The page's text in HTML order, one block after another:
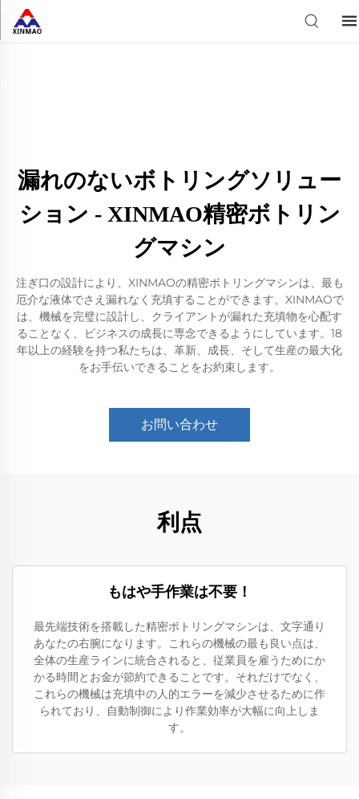
漏れのないボトリングソリュー
ション - XINMAO精密ボトリン
グマシン
注ぎ口の設計により、XINMAOの精密ボトリングマシンは、最も
厄介な液体でさえ漏れなく充填することができます。XINMAOで
は、機械を完璧に設計し、クライアントが漏れた充填物を心配す
ることなく、ビジネスの成長に専念できるようにしています。18
年以上の経験を持つ私たちは、革新、成長、そして生産の最大化
をお手伝いできることをお約束します。
お問い合わせ
利点
もはや手作業は不要！
最先端技術を搭載した精密ボトリングマシンは、文字通り
あなたの右腕になります。これらの機械の最も良い点は、
全体の生産ラインに統合されると、従業員を雇うためにか
かる時間とお金が節約できることです。それだけでなく、
これらの機械は充填中の人的エラーを減少させるために作
られており、自動制御により作業効率が大幅に向上しま
す。